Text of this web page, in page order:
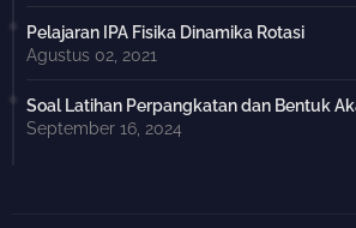
Pelajaran IPA Fisika Dinamika Rotasi
Agustus 02, 2021
Soal Latihan Perpangkatan dan Bentuk
September 16, 2024